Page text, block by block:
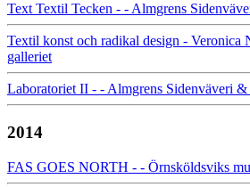
Text Textil Tecken - - Almgrens
Textil konst och radikal design - Veronica
galleriet
Laboratoriet II - - Almgrens Sidenväveri &
2014
FAS GOES NORTH - - Örnsköldsviks